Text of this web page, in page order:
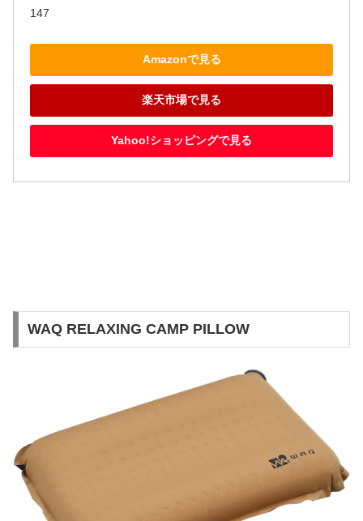
147
Amazonで見る
楽天市場で見る
Yahoo!ショッピングで見る
WAQ RELAXING CAMP PILLOW